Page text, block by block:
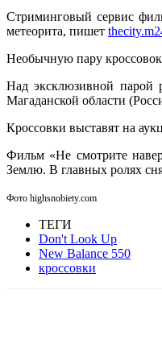
Стриминговый сервис
метеорита, пишет
Необычную пару
Над эксклюзивной парой
Магаданской области
Кроссовки выставят на
Фильм «Не смотрите
Землю. В главных ролях
Фото highsnobiety.com
ТЕГИ
Don't Look Up
New Balance 550
кроссовки